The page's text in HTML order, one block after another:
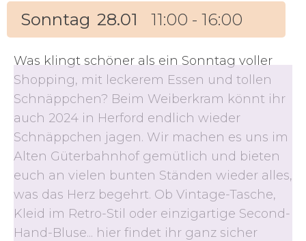
Sonntag 28.01 11:00 - 16:00
Was klingt schöner als ein Sonntag voller
Shopping, mit leckerem Essen und tollen
Schnäppchen? Beim Weiberkram könnt ihr
auch 2024 in Herford endlich wieder
Schnäppchen jagen. Wir machen es uns im
Alten Güterbahnhof gemütlich und bieten
euch an vielen bunten Ständen wieder alles,
was das Herz begehrt. Ob Vintage-Tasche,
Kleid im Retro-Stil oder einzigartige Second-
Hand-Bluse... hier findet ihr ganz sicher